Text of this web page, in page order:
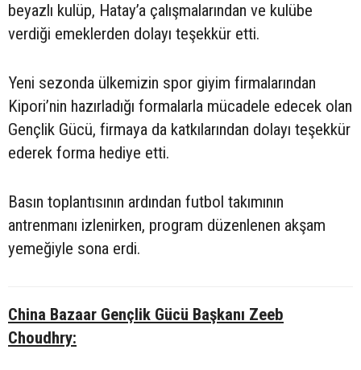
beyazlı kulüp, Hatay’a çalışmalarından ve kulübe
verdiği emeklerden dolayı teşekkür etti.
Yeni sezonda ülkemizin spor giyim firmalarından
Kipori’nin hazırladığı formalarla mücadele edecek olan
Gençlik Gücü, firmaya da katkılarından dolayı teşekkür
ederek forma hediye etti.
Basın toplantısının ardından futbol takımının
antrenmanı izlenirken, program düzenlenen akşam
yemeğiyle sona erdi.
China Bazaar Gençlik Gücü Başkanı Zeeb
Choudhry: